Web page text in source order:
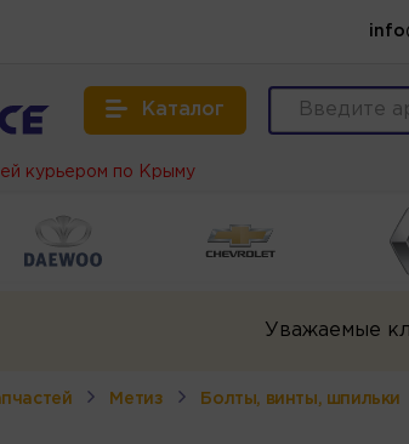
Каталог
курьером по Крыму
Уважаемые
Метиз Болты, винты, шпильки